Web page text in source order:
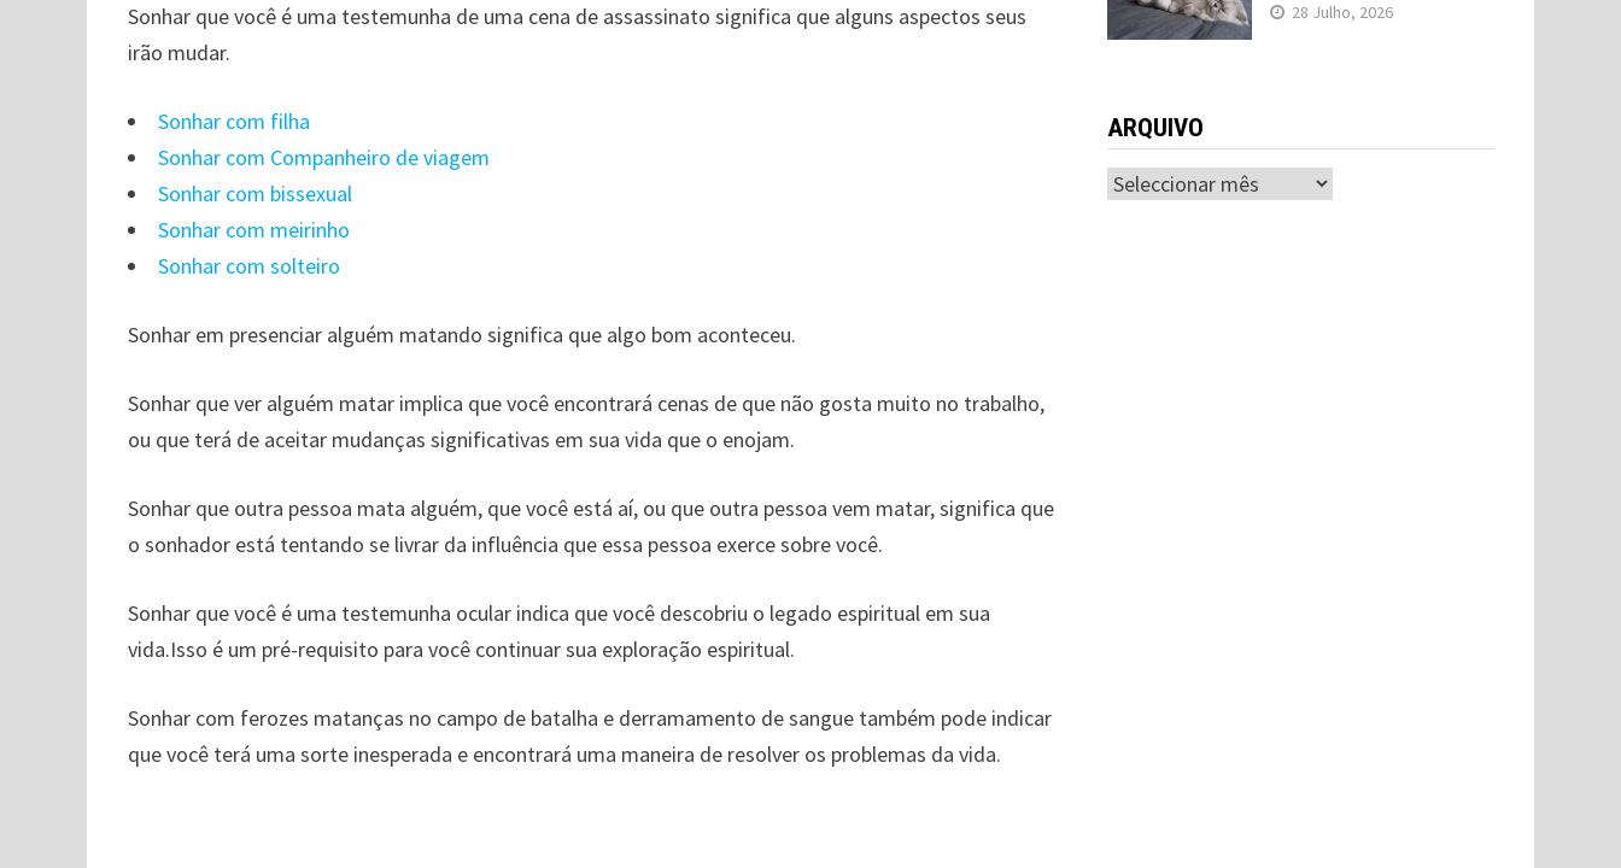
Sonhar que você é uma testemunha de uma cena de assassinato significa que alguns aspectos seus
irão mudar.
Sonhar com filha
Sonhar com Companheiro de viagem
Sonhar com bissexual
Sonhar com meirinho
Sonhar com solteiro
Sonhar em presenciar alguém matando significa que algo bom aconteceu.
Sonhar que ver alguém matar implica que você encontrará cenas de que não gosta muito no trabalho,
ou que terá de aceitar mudanças significativas em sua vida que o enojam.
Sonhar que outra pessoa mata alguém, que você está aí, ou que outra pessoa vem matar, significa que
o sonhador está tentando se livrar da influência que essa pessoa exerce sobre você.
Sonhar que você é uma testemunha ocular indica que você descobriu o legado espiritual em sua
vida.Isso é um pré-requisito para você continuar sua exploração espiritual.
Sonhar com ferozes matanças no campo de batalha e derramamento de sangue também pode indicar
que você terá uma sorte inesperada e encontrará uma maneira de resolver os problemas da vida.
28 Julho, 2026
ARQUIVO
ARQUIVO